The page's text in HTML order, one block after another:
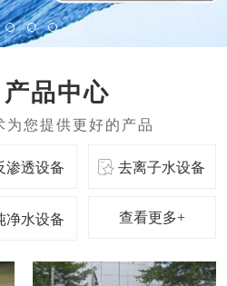
产品中心
渗透设备 去离子水设备
净水设备 查看更多+